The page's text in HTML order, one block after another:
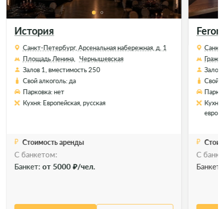
Позвонить
История
Санкт-Петербург, Арсенальная набережная, д. 1
Площадь Ленина,
Чернышевская
Залов 1, вместимость 250
Свой алкоголь: да
Парковка: нет
Кухня: Европейская, русская
Стоимость аренды
C банкетом:
Банкет:от 5000 ₽/чел.
Залов
Свой
Кухня:
С
Банкет: